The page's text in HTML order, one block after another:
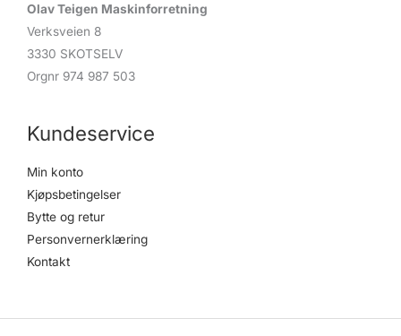
Olav Teigen Maskinforretning
Verksveien 8
3330 SKOTSELV
Orgnr 974 987 503
Kundeservice
Min konto
Kjøpsbetingelser
Bytte og retur
Personvernerklæring
Kontakt